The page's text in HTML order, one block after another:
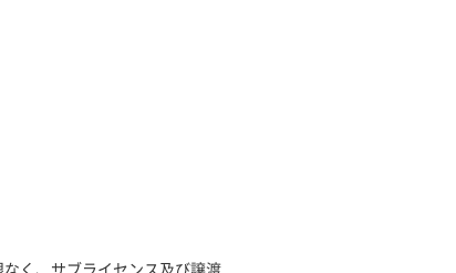
く、サブライセンス及び譲渡